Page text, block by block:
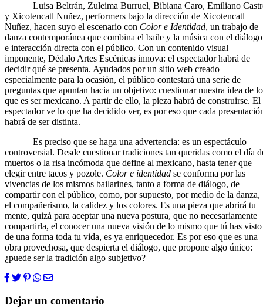
Luisa Beltrán, Zuleima Burruel, Bibiana Caro, Emiliano
y Xicotencatl Nuñez, performers bajo la dirección de Xicotencatl
Nuñez, hacen suyo el escenario con Color e Identidad, un trabajo de
danza contemporánea que combina el baile y la música con el diálogo
e interacción directa con el público. Con un contenido visual
imponente, Dédalo Artes Escénicas innova: el espectador habrá de
decidir qué se presenta. Ayudados por un sitio web creado
especialmente para la ocasión, el público contestará una serie de
preguntas que apuntan hacia un objetivo: cuestionar nuestra idea de lo
que es ser mexicano. A partir de ello, la pieza habrá de construirse. El
espectador ve lo que ha decidido ver, es por eso que cada
habrá de ser distinta.
Es preciso que se haga una advertencia: es un espectáculo
controversial. Desde cuestionar tradiciones tan queridas como el día
muertos o la risa incómoda que define al mexicano, hasta tener que
elegir entre tacos y pozole. Color e identidad se conforma por las
vivencias de los mismos bailarines, tanto a forma de diálogo, de
compartir con el público, como, por supuesto, por medio de la danza,
el compañerismo, la calidez y los colores. Es una pieza que abrirá tu
mente, quizá para aceptar una nueva postura, que no necesariamente
compartirla, el conocer una nueva visión de lo mismo que tú has visto
de una forma toda tu vida, es ya enriquecedor. Es por eso que es una
obra provechosa, que despierta el diálogo, que propone algo único:
¿puede ser la tradición algo subjetivo?
Dejar un comentario